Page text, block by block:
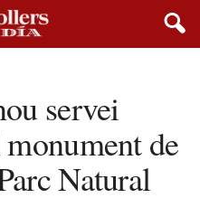
servei
de
Natural